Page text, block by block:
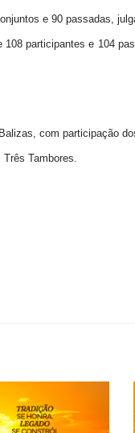
e 90 passadas,
participantes e 104
com participação
Três Tambores.